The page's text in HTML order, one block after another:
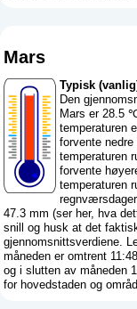
Mars
Typisk
Den
Mars er 28.5
temperaturen
forvente
temperaturen
forvente
temperaturen
47.3 mm (ser her, hva
snill og husk at det
gjennomsnittsverdiene.
måneden er omtrent
og i slutten av måneden
for hovedstaden og